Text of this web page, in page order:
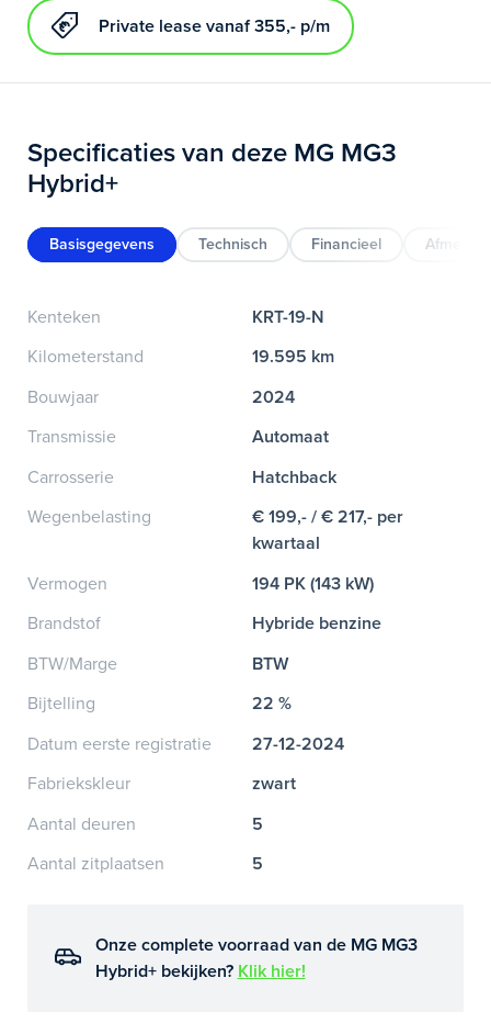
Private lease vanaf 355,- p/m
Specificaties van deze MG MG3
Hybrid+
Basisgegevens Technisch Financieel
Kenteken
KRT-19-N
Kilometerstand
19.595 km
Bouwjaar
2024
Transmissie
Automaat
Carrosserie
Hatchback
Wegenbelasting
€ 199,- / € 217,- per
kwartaal
Vermogen
194 PK (143 kW)
Brandstof
Hybride benzine
BTW/Marge
BTW
Bijtelling
22 %
Datum eerste registratie
27-12-2024
Fabriekskleur
zwart
Aantal deuren
5
Aantal zitplaatsen
5
Onze complete voorraad van de MG MG3
Hybrid+ bekijken? Klik hier!